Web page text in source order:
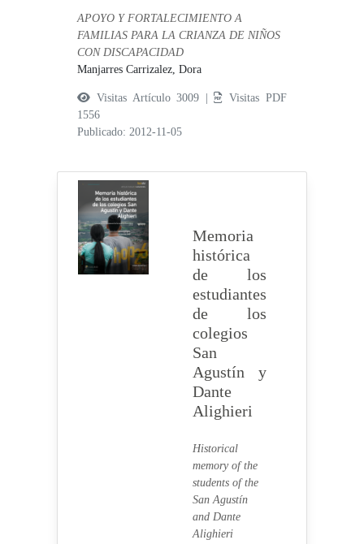
APOYO Y FORTALECIMIENTO A
FAMILIAS PARA LA CRIANZA DE NIÑOS
CON DISCAPACIDAD
Manjarres Carrizalez, Dora
Visitas Artículo 3009 |
Visitas PDF
1556
Publicado: 2012-11-05
Memoria
histórica
de los
estudiantes
de los
colegios
San
Agustín y
Dante
Alighieri
Historical
memory of the
students of the
San Agustín
and Dante
Alighieri